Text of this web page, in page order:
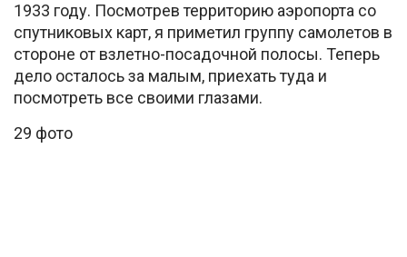
1933 году. Посмотрев территорию аэропорта со
спутниковых карт, я приметил группу самолетов в
стороне от взлетно-посадочной полосы. Теперь
дело осталось за малым, приехать туда и
посмотреть все своими глазами.
29 фото